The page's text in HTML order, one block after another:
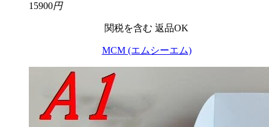
15900円
関税を含む 返品OK
MCM (エムシーエム)